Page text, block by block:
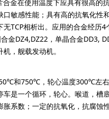
金在使用温度下应具有很高的
敏感性能；具有高的抗氧化性
TCP相析出。应用的合金经历4
金DZ4,DZ22，单晶合金DD3,
，舰载发动机。
和750℃，轮心温度300℃左右
是一个循环，轮心。喉道，槽
系数；一定的抗氧化，抗腐蚀